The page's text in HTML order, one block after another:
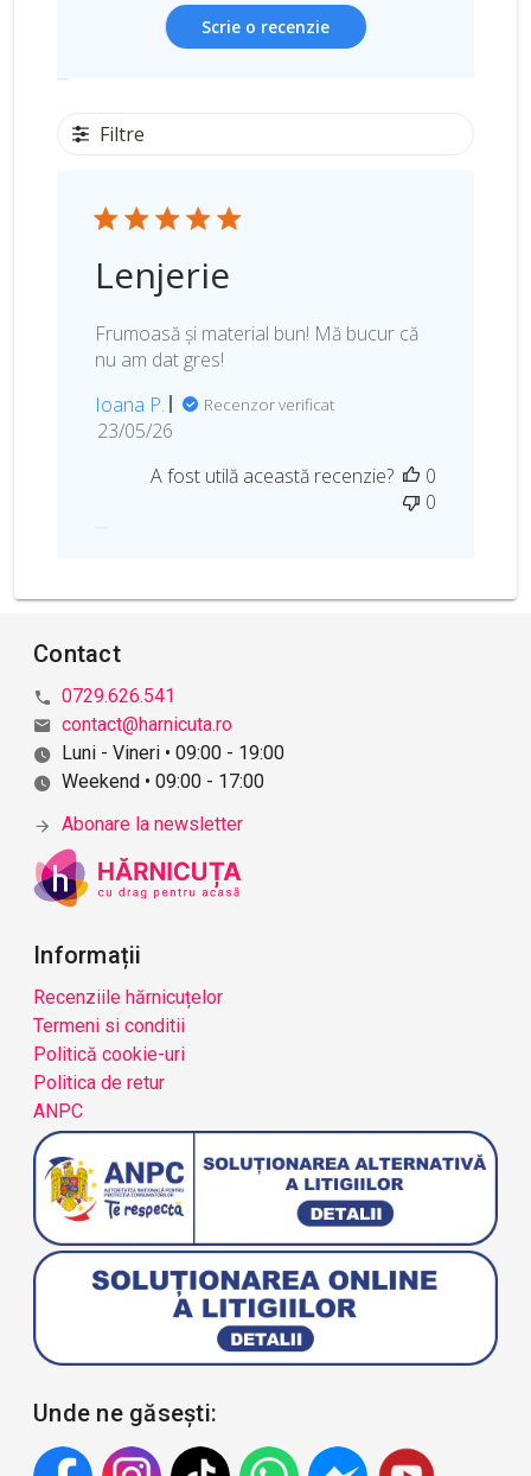
Scrie o recenzie
Filtre
Lenjerie
Frumoasă și material bun! Mă bucur că
nu am dat gres!
Ioana P.
Recenzor verificat
D
ă
r
i
i
23/05/26
A fost utilă această recenzie?
0
0
Contact
0729.626.541
contact@harnicuta.ro
Luni - Vineri • 09:00 - 19:00
Weekend • 09:00 - 17:00
Abonare la newsletter
Informații
Recenziile hărnicuțelor
Termeni si conditii
Politică cookie-uri
Politica de retur
ANPC
Unde ne găsești: